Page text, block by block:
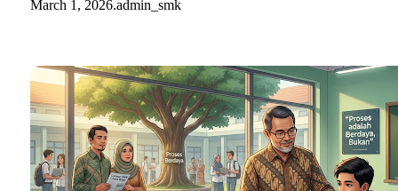
March 1, 2026.admin_smk